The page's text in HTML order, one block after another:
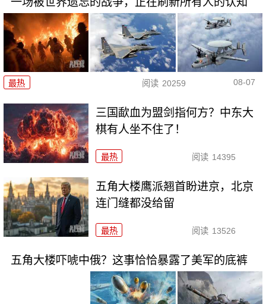
最热 阅读 20259 08-07
三国歃血为盟剑指何方？中东大
棋有人坐不住了！
最热 阅读 14395
五角大楼鹰派翘首盼进京，北京
连门缝都没给留
最热 阅读 13526
五角大楼吓唬中俄？这事恰恰暴露了美军的底裤